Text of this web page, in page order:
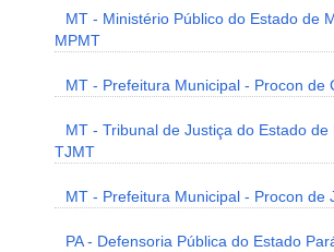
MT - Ministério Público do Estado de
MPMT
MT - Prefeitura Municipal - Procon de
MT - Tribunal de Justiça do Estado de
TJMT
MT - Prefeitura Municipal - Procon de
PA - Defensoria Pública do Estado